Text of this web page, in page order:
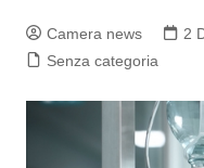
Camera news
2
Senza categoria